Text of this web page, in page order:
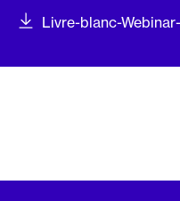
Livre-blanc-